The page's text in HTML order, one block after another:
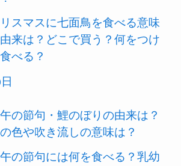
スマスに七面鳥を食べる意味
来は？どこで買う？何をつけ
べる？
の節句・鯉のぼりの由来は？
色や吹き流しの意味は？
の節句には何を食べる？乳幼